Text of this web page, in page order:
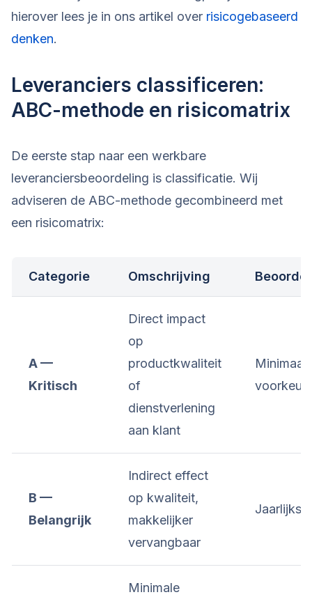
hierover lees je in ons artikel over risicogebaseerd
denken.
Leveranciers classificeren:
ABC-methode en risicomatrix
De eerste stap naar een werkbare
leveranciersbeoordeling is classificatie. Wij
adviseren de ABC-methode gecombineerd met
een risicomatrix:
Categorie Omschrijving
A —
Kritisch
Direct impact
op
productkwaliteit
of
dienstverlening
aan klant
Minimaal
voorkeur
B —
Belangrijk
Indirect effect
op kwaliteit,
makkelijker
vervangbaar
Jaarlijks
Minimale